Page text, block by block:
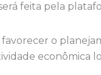
feita pela
favorecer o
econômica